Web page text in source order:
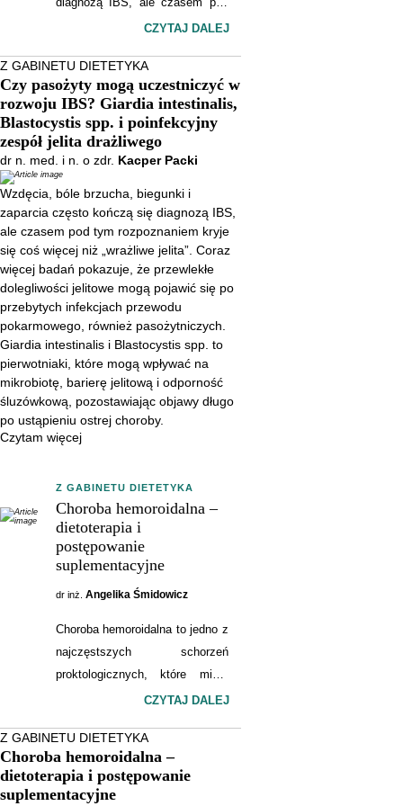
diagnozą IBS, ale czasem pod
tym rozpoznaniem kryje się coś
więcej badań pokazuje, że
przewlekłe dolegliwości jelitowe
mogą pojawić się po przebytych
infekcjach przewodu
pokarmowego, również
pasożytniczych. Giardia
intestinalis i Blastocystis spp. to
pierwotniaki, które mogą
wpływać na mikrobiotę, barierę
jelitową i odporność śluzówkową,
pozostawiając objawy długo po
ustąpieniu ostrej choroby.
CZYTAJ DALEJ
Z GABINETU DIETETYKA
Czy pasożyty mogą uczestniczyć w
rozwoju IBS? Giardia intestinalis,
Blastocystis spp. i poinfekcyjny
zespół jelita drażliwego
dr n. med. i n. o zdr. Kacper Packi
Wzdęcia, bóle brzucha, biegunki i
zaparcia często kończą się diagnozą IBS,
ale czasem pod tym rozpoznaniem kryje
się coś więcej niż „wrażliwe jelita”. Coraz
więcej badań pokazuje, że przewlekłe
dolegliwości jelitowe mogą pojawić się po
przebytych infekcjach przewodu
pokarmowego, również pasożytniczych.
Giardia intestinalis i Blastocystis spp. to
pierwotniaki, które mogą wpływać na
mikrobiotę, barierę jelitową i odporność
śluzówkową, pozostawiając objawy długo
po ustąpieniu ostrej choroby.
Czytam więcej
Z GABINETU DIETETYKA
Choroba hemoroidalna –
dietoterapia i
postępowanie
suplementacyjne
dr inż. Angelika Śmidowicz
Choroba hemoroidalna to jedno z
najczęstszych schorzeń
proktologicznych, które mimo
swojej powszechności wciąż
Tymczasem odpowiednia dieta,
nawodnienie i codzienne nawyki
mogą nie tylko łagodzić objawy,
CZYTAJ DALEJ
Z GABINETU DIETETYKA
Choroba hemoroidalna –
dietoterapia i postępowanie
suplementacyjne